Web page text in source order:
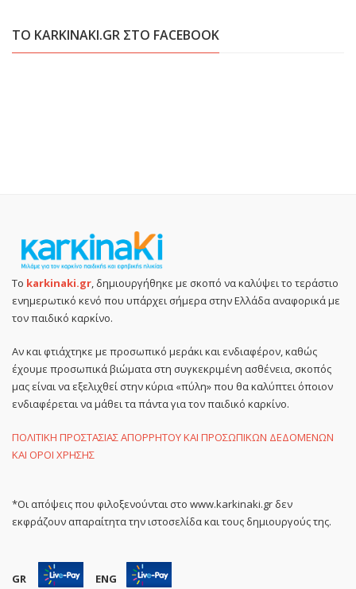
ΤΟ KARKINAKI.GR ΣΤΟ FACEBOOK
Το karkinaki.gr , δημιουργήθηκε με σκοπό να καλύψει το τεράστιο
ενημερωτικό κενό που υπάρχει σήμερα στην Ελλάδα αναφορικά με
τον παιδικό καρκίνο.
Αν και φτιάχτηκε με προσωπικό μεράκι και ενδιαφέρον, καθώς
έχουμε προσωπικά βιώματα στη συγκεκριμένη ασθένεια, σκοπός
μας είναι να εξελιχθεί στην κύρια «πύλη» που θα καλύπτει όποιον
ενδιαφέρεται να μάθει τα πάντα για τον παιδικό καρκίνο.
ΠΟΛΙΤΙΚΗ ΠΡΟΣΤΑΣΙΑΣ ΑΠΟΡΡΗΤΟΥ ΚΑΙ ΠΡΟΣΩΠΙΚΩΝ ΔΕΔΟΜΕΝΩΝ
ΚΑΙ ΟΡΟΙ ΧΡΗΣΗΣ
*Οι απόψεις που φιλοξενούνται στο www.karkinaki.gr δεν
εκφράζουν απαραίτητα την ιστοσελίδα και τους δημιουργούς της.
GR ENG